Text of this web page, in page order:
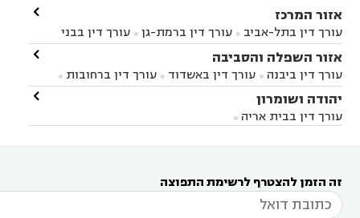
אזור המרכז
עורך דין בתל-אביב  עורך דין ברמת-גן 
עורך דין בבני
ברק עורך דין בפתח תקווה עורך דין בראשון לציון
עורך דין ברחובות עורך דין בנס ציונה
במודיעין
עורך דין בהרצליה עורך דין בחולון
עורך
דין בקרית אונו
אונו
עורך דין בבת ים
דין בשוהם 

אזור השפלה והסביבה
עורך דין ביבנה  עורך דין באשדוד  עורך דין ברחובות 
עורך דין בראשון לציון עורך דין במודיעין
עורך דין
בבאר יעקב
עורך דין בגדרה

יהודה ושומרון
עורך דין בבית אריה 

זה הזמן להצטרף לרשימת התפוצה